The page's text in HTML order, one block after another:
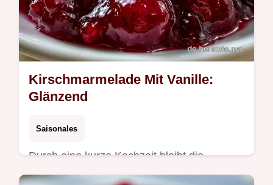
Kirschmarmelade Mit Vanille:
Glänzend
Saisonales
Durch eine kurze Kochzeit bleibt die
Kirschmarmelade fruchtig. Eine Übersicht